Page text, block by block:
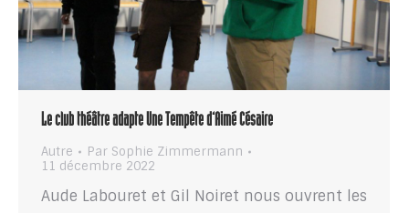
Le club théâtre adapte Une Tempête d’Aimé Césaire
Autre Par Sophie Zimmermann
11 décembre 2022
Aude Labouret et Gil Noiret nous ouvrent les